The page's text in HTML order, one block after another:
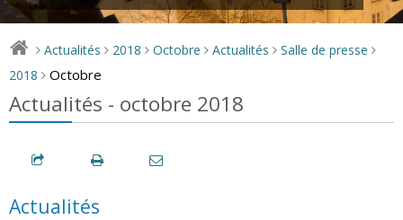
> Actualités > 2018 > Octobre > Actualités > Salle de presse >
2018 > Octobre
Actualités - octobre 2018
Actualités